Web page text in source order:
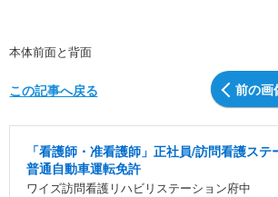
本体前面と背面
前の画
この記事へ戻る
「看護師・准看護師」正社員/訪問看護ス
普通自動車運転免許
ワイズ訪問看護リハビリステーション府中